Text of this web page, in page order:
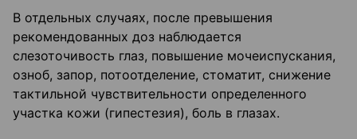
В отдельных случаях, после превышения
рекомендованных доз наблюдается
слезоточивость глаз, повышение мочеиспускания,
озноб, запор, потоотделение, стоматит, снижение
тактильной чувствительности определенного
участка кожи (гипестезия), боль в глазах.